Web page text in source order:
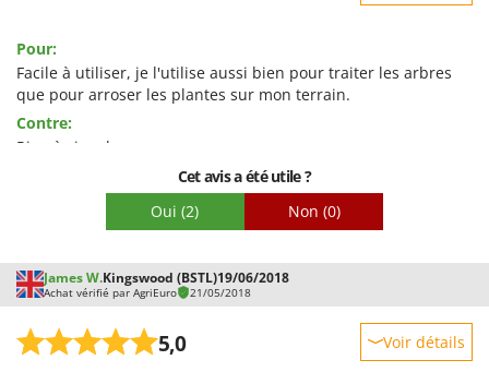
Tre Spade
Trev - Abrek - TecnoVIR
Trotec
Unger
V
Verdemax
Vesco
Prestations
Facilité d'utilisation
Qualité / Prix
Facilité de montage
Pour:
Facile à utiliser, je l'utilise aussi bien pour traiter les arbres
que pour arroser les plantes sur mon terrain.
Contre:
Rien à signaler
Cet avis a été utile ?
Oui (2) Non (0)
James W.Kingswood (BSTL)19/06/2018
Achat vérifié par AgriEuro 21/05/2018
5,0 Voir détails